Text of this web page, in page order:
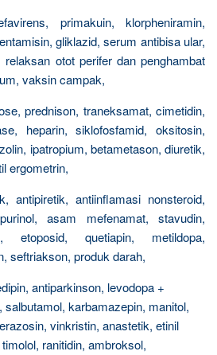
primakuin, klorpheniramin,
gliklazid, serum antibisa ular,
otot perifer dan penghambat
vaksin campak,
prednison, traneksamat, cimetidin,
heparin, siklofosfamid, oksitosin,
ipatropium, betametason, diuretik,
ergometrin,
antipiretik, antiinflamasi nonsteroid,
asam mefenamat, stavudin,
etoposid, quetiapin, metildopa,
seftriakson, produk darah,
antiparkinson, levodopa +
salbutamol, karbamazepin, manitol,
vinkristin, anastetik, etinil
ranitidin, ambroksol,